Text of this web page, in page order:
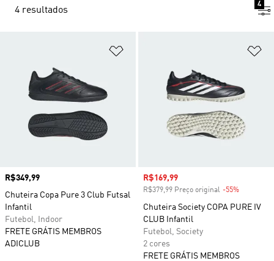
4 resultados
4
Preço
R$349,99
Chuteira Copa Pure 3 Club Futsal
Infantil
Futebol, Indoor
FRETE GRÁTIS MEMBROS
ADICLUB
Preço com desconto
R$169,99
R$379,99 Preço original -55%
Chuteira Society COPA PURE IV
CLUB Infantil
Futebol, Society
2 cores
FRETE GRÁTIS MEMBROS